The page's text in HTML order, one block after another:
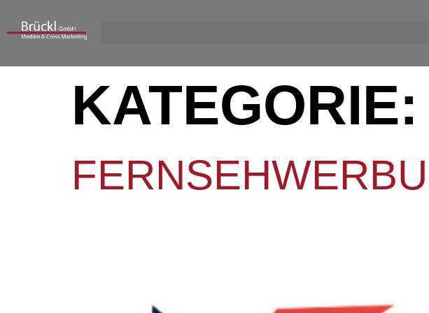
KATEGORIE: